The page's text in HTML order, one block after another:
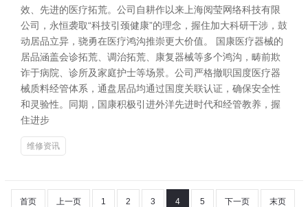
效、先进的医疗拓荒。公司自耕作以来上海阅莹网络科技有限
公司，永恒袭取“科技引颈健康”的理念，握住加大科研干涉，鼓
动居品立异，骁勇在医疗鸿沟推崇更大价值。 国康医疗器械的
居品涵盖会诊拓荒、调治拓荒、康复器械等多个鸿沟，畴前欺
诈于病院、诊所及家庭护士等场景。公司严格撤职国度医疗器
械质料经管体系，通盘居品均通过国度关联认证，确保安全性
和灵验性。同期，国康积极引进外洋先进时代和经管教养，握
住进步
维修资讯
首页 上一页 1 2 3 4 5 下一页 末页